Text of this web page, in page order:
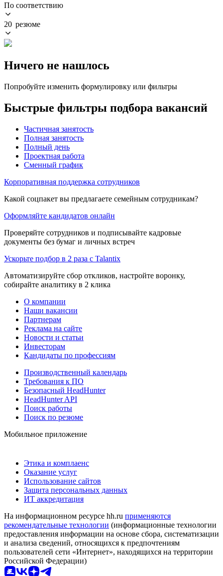
По соответствию
20 резюме
Ничего не нашлось
Попробуйте изменить формулировку или фильтры
Быстрые фильтры подбора вакансий
Частичная занятость
Полная занятость
Полный день
Проектная работа
Сменный график
Корпоративная поддержка сотрудников
Какой соцпакет вы предлагаете семейным сотрудникам?
Оформляйте кандидатов онлайн
Проверяйте сотрудников и подписывайте кадровые
документы без бумаг и личных встреч
Ускорьте подбор в 2 раза с Talantix
Автоматизируйте сбор откликов, настройте воронку,
собирайте аналитику в 2 клика
О компании
Наши вакансии
Партнерам
Реклама на сайте
Новости и статьи
Инвесторам
Кандидаты по профессиям
Производственный календарь
Требования к ПО
Безопасный HeadHunter
HeadHunter API
Поиск работы
Поиск по резюме
Мобильное приложение
Этика и комплаенс
Оказание услуг
Использование сайтов
Защита персональных данных
ИТ аккредитация
На информационном ресурсе hh.ru применяются
рекомендательные технологии (информационные технологии
предоставления информации на основе сбора, систематизации
и анализа сведений, относящихся к предпочтениям
пользователей сети «Интернет», находящихся на территории
Российской Федерации)